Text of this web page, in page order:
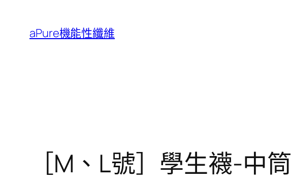
aPure機能性纖維
［M、L號］學生襪-中筒